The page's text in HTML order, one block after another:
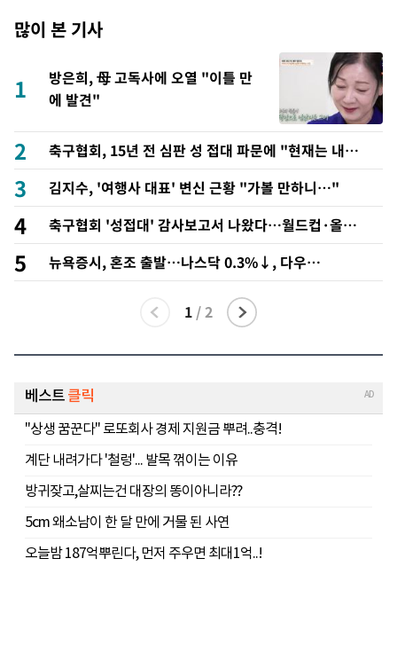
많이 본 기사
1
방은희, 母 고독사에 오열 "이틀 만
에 발견"
2
축구협회, 15년 전 심판 성 접대 파문에 "현재는 내부
지침 준수"
3 김지수, '여행사 대표' 변신 근황 "가볼 만하니…"
4
축구협회 '성접대' 감사보고서 나왔다…월드컵·올림
픽 심판 포함
5
뉴욕증시, 혼조 출발…나스닥 0.3%↓, 다우
0.14%↑
1 /2